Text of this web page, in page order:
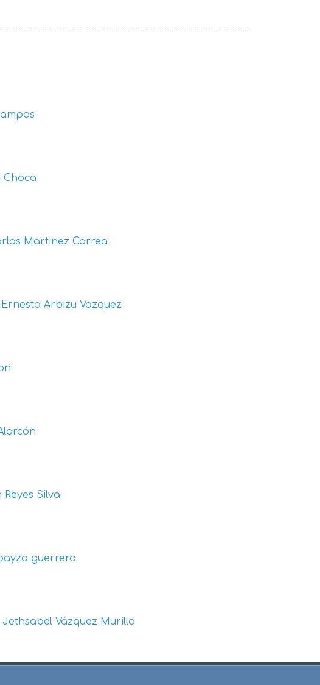
Choca
Martinez Correa
Arbizu Vazquez
Silva
guerrero
Vázquez Murillo